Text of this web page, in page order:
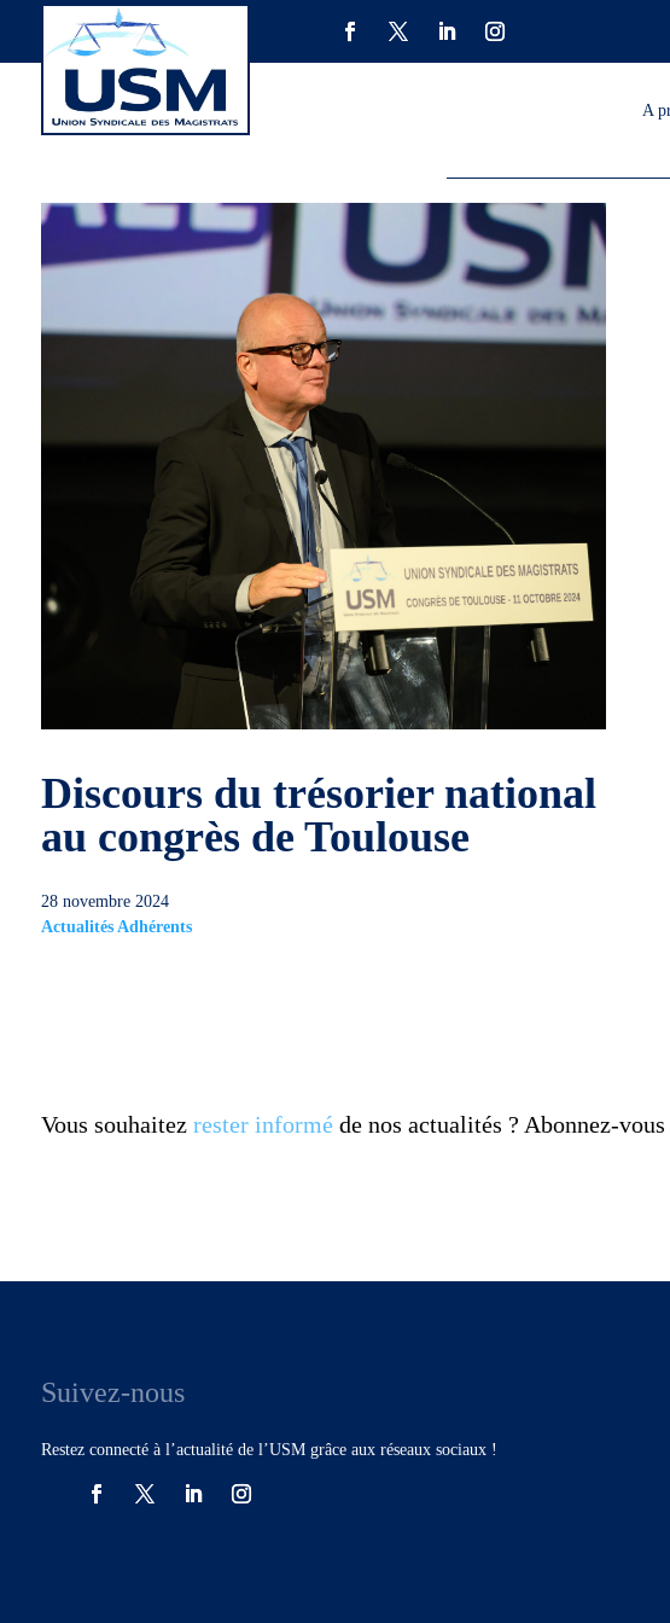
A
Discours du trésorier national
au congrès de Toulouse
28 novembre 2024
Actualités Adhérents
Vous souhaitez rester informéde nos actualités ? Abonnez-vous
Suivez-nous
Restez connecté à l’actualité de l’USM grâce aux réseaux sociaux !